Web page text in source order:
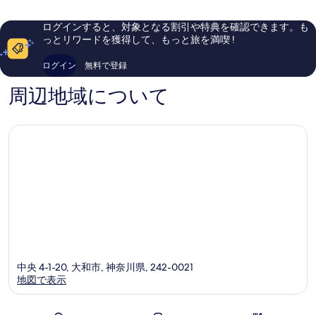
コ
366
件
の
口
ミ
ー
み
コ
ミ
ミ
ログインすると、対象となる割引や特典を確認できます。も
っとリワードを獲得して、もっと旅を満喫 !
ログイン 無料で登録
周辺地域について
中央 4-1-20, 大和市, 神奈川県, 242-0021
地図で表示